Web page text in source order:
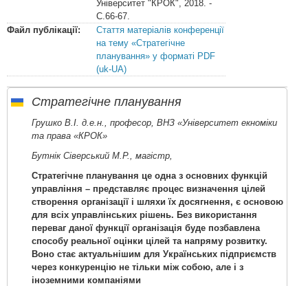
Університет "КРОК", 2018. -
С.66-67.
Файл публікації:
Стаття матеріалів конференції
на тему «Стратегічне
планування» у форматі PDF
(uk-UA)
Стратегічне планування
Грушко В.І. д.е.н., професор, ВНЗ «Університет екноміки
та права «КРОК»
Бутнік Сіверський М.Р., магістр,
Стратегічне планування це одна з основних функцій
управління – представляє процес визначення цілей
створення організації і шляхи їх досягнення, є основою
для всіх управлінських рішень. Без використання
переваг даної функції організація буде позбавлена
способу реальної оцінки цілей та напряму розвитку.
Воно стає актуальнішим для Українських підприємств
через конкуренцію не тільки між собою, але і з
іноземними компаніями